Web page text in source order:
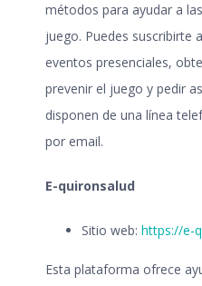
métodos para ayudar a
juego. Puedes suscribirte
eventos presenciales,
prevenir el juego y pedir
disponen de una línea
por email.
E-quironsalud
Sitio web: https://e-
Esta plataforma ofrece